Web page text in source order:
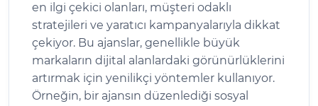
en ilgi çekici olanları, müşteri odaklı
stratejileri ve yaratıcı kampanyalarıyla dikkat
çekiyor. Bu ajanslar, genellikle büyük
markaların dijital alanlardaki görünürlüklerini
artırmak için yenilikçi yöntemler kullanıyor.
Örneğin, bir ajansın düzenlediği sosyal